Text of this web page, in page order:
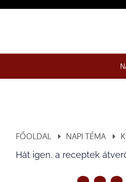
FŐOLDAL NAPI TÉMA
Hát igen, a receptek